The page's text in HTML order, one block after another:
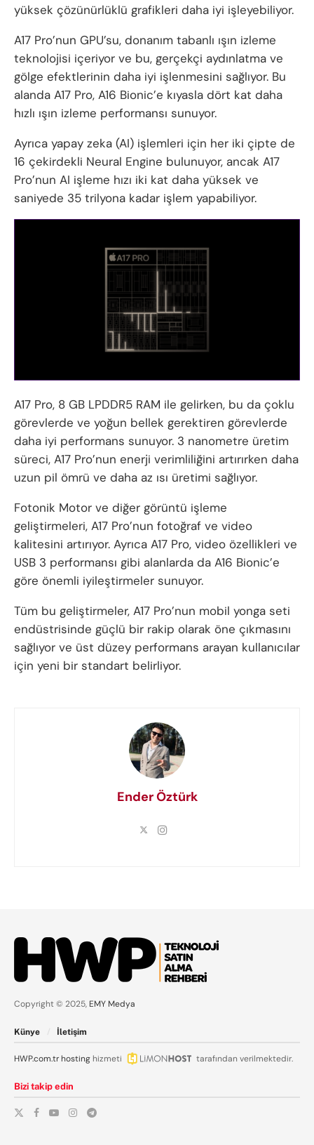
yüksek çözünürlüklü grafikleri daha iyi işleyebiliyor.
A17 Pro’nun GPU’su, donanım tabanlı ışın izleme
teknolojisi içeriyor ve bu, gerçekçi aydınlatma ve
gölge efektlerinin daha iyi işlenmesini sağlıyor. Bu
alanda A17 Pro, A16 Bionic’e kıyasla dört kat daha
hızlı ışın izleme performansı sunuyor.
Ayrıca yapay zeka (AI) işlemleri için her iki çipte de
16 çekirdekli Neural Engine bulunuyor, ancak A17
Pro’nun AI işleme hızı iki kat daha yüksek ve
saniyede 35 trilyona kadar işlem yapabiliyor.
A17 Pro, 8 GB LPDDR5 RAM ile gelirken, bu da çoklu
görevlerde ve yoğun bellek gerektiren görevlerde
daha iyi performans sunuyor. 3 nanometre üretim
süreci, A17 Pro’nun enerji verimliliğini artırırken daha
uzun pil ömrü ve daha az ısı üretimi sağlıyor.
Fotonik Motor ve diğer görüntü işleme
geliştirmeleri, A17 Pro’nun fotoğraf ve video
kalitesini artırıyor. Ayrıca A17 Pro, video özellikleri ve
USB 3 performansı gibi alanlarda da A16 Bionic’e
göre önemli iyileştirmeler sunuyor.
Tüm bu geliştirmeler, A17 Pro’nun mobil yonga seti
endüstrisinde güçlü bir rakip olarak öne çıkmasını
sağlıyor ve üst düzey performans arayan kullanıcılar
için yeni bir standart belirliyor.
Ender Öztürk
Copyright © 2025, EMY Medya
Künye İletişim
HWP.com.trhosting hizmeti tarafından verilmektedir.
Bizi takip edin